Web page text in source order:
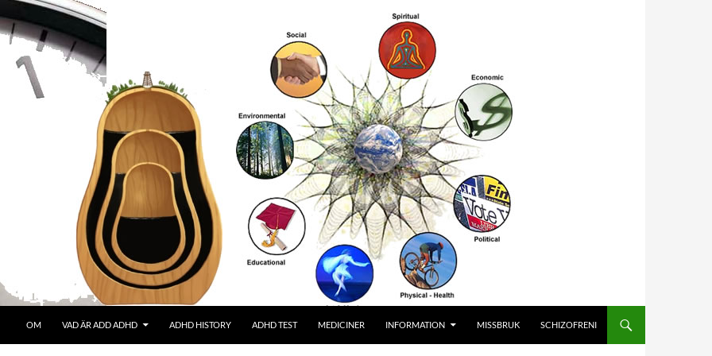
OM VAD ÄR ADD ADHD ADHD HISTORY ADHD TEST MEDICINER INFORMATION MISSBRUK SCHIZOFRENI